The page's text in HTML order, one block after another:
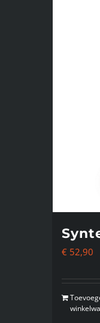
€ 52,90